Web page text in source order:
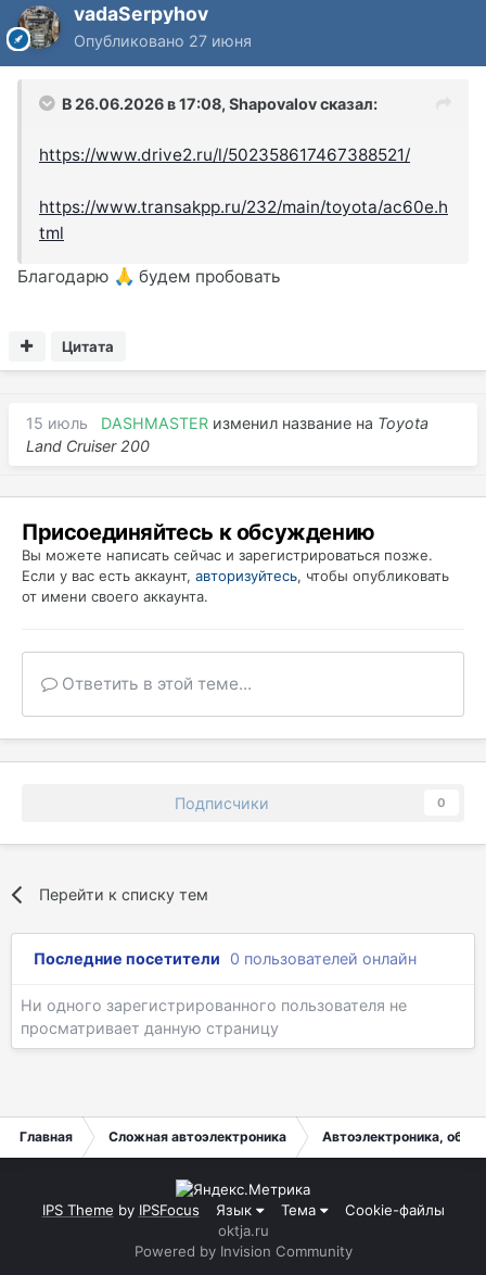
vadaSerpyhov
Опубликовано 27 июня
В 26.06.2026 в 17:08, Shapovalovсказал:
https://www.drive2.ru/l/502358617467388521/
https://www.transakpp.ru/232/main/toyota/ac60e.h
tml
Благодарю 🙏 будем пробовать
Цитата
15 июль DASHMASTER изменил название на Toyota
Land Cruiser 200
Присоединяйтесь к обсуждению
Вы можете написать сейчас и зарегистрироваться позже.
Если у вас есть аккаунт, авторизуйтесь, чтобы опубликовать
от имени своего аккаунта.
Ответить в этой теме...
Подписчики 0
Перейти к списку тем
Последние посетители 0 пользователей онлайн
Ни одного зарегистрированного пользователя не
просматривает данную страницу
Главная Сложная автоэлектроника Автоэлектроника,
IPS Theme by IPSFocus Язык Тема
Cookie-файлы
oktja.ru
Powered by Invision Community